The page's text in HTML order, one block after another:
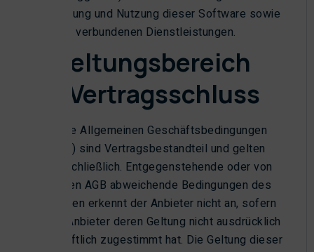
Bereitstellung und Nutzung dieser Software sowie
aller damit verbundenen Dienstleistungen.
§ 1 Geltungsbereich
und Vertragsschluss
Diese Allgemeinen Geschäftsbedingungen
(AGB) sind Vertragsbestandteil und gelten
ausschließlich. Entgegenstehende oder von
diesen AGB abweichende Bedingungen des
Kunden erkennt der Anbieter nicht an, sofern
der Anbieter deren Geltung nicht ausdrücklich
schriftlich zugestimmt hat. Die Geltung dieser